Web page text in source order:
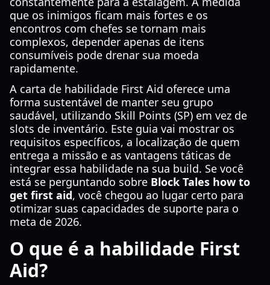
que os inimigos ficam mais fortes e os
encontros com chefes se tornam mais
complexos, depender apenas de itens
consumíveis pode drenar sua moeda
rapidamente.
A carta de habilidade First Aid oferece uma
forma sustentável de manter seu grupo
saudável, utilizando Skill Points (SP) em vez de
slots de inventário. Este guia vai mostrar os
requisitos específicos, a localização de quem
entrega a missão e as vantagens táticas de
integrar essa habilidade na sua build. Se você
está se perguntando sobre Block Tales how to
get first aid, você chegou ao lugar certo para
otimizar suas capacidades de suporte para o
meta de 2026.
O que é a habilidade First
Aid?